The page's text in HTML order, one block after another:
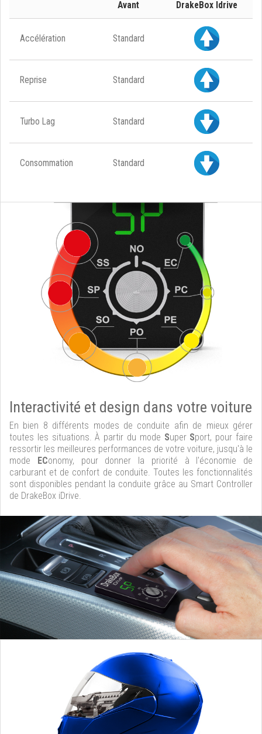
Avant DrakeBox Idrive
Accélération Standard
Reprise Standard
Turbo Lag Standard
Consommation Standard
Interactivité et design dans votre voiture
En bien 8 différents modes de conduite afin de mieux gérer
toutes les situations. À partir du mode Super Sport, pour faire
ressortir les meilleures performances de votre voiture, jusqu'à le
mode EConomy, pour donner la priorité à l'économie de
carburant et de confort de conduite. Toutes les fonctionnalités
sont disponibles pendant la conduite grâce au Smart Controller
de DrakeBox iDrive.